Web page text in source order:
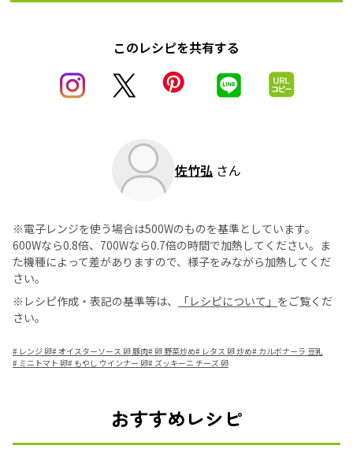
このレシピを共有する
佐竹弘 さん
※電子レンジを使う場合は500Wのものを基準としています。
600Wなら0.8倍、700Wなら0.7倍の時間で加熱してください。ま
た機種によって差がありますので、様子をみながら加熱してくだ
さい。
※レシピ作成・表記の基準等は、
「レシピについて」 をご覧くだ
さい。
# レンジ 卵#オイスターソース 卵 豚肉#卵 野菜炒め# レタス 卵 炒め# カルボナーラ 豆乳
# ミニトマト 卵# もやし ウインナー 卵# ズッキーニ チーズ 卵
おすすめレシピ